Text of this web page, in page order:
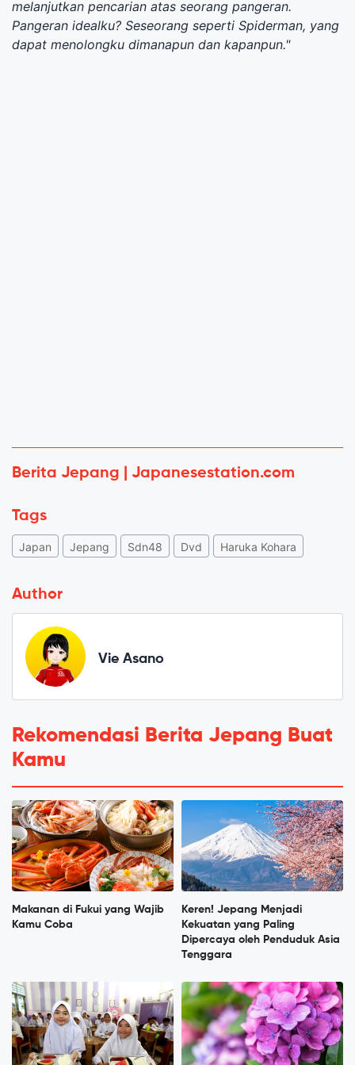
melanjutkan pencarian atas seorang pangeran.
Pangeran idealku? Seseorang seperti Spiderman, yang
dapat menolongku dimanapun dan kapanpun."
Berita Jepang | Japanesestation.com
Tags
Japan Jepang Sdn48 Dvd Haruka Kohara
Author
Vie Asano
Rekomendasi Berita Jepang Buat
Kamu
Makanan di Fukui yang Wajib
Kamu Coba
Keren! Jepang Menjadi
Kekuatan yang Paling
Dipercaya oleh Penduduk Asia
Tenggara